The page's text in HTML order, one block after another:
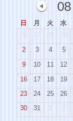
08
日 月 火 水
26
27 28 29
2 3 4 5
9
10 11 12
16
17 18 19
23
24 25 26
30
31 1 2